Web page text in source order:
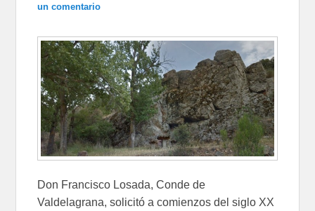
un comentario
Don Francisco Losada, Conde de
Valdelagrana, solicitó a comienzos del siglo XX